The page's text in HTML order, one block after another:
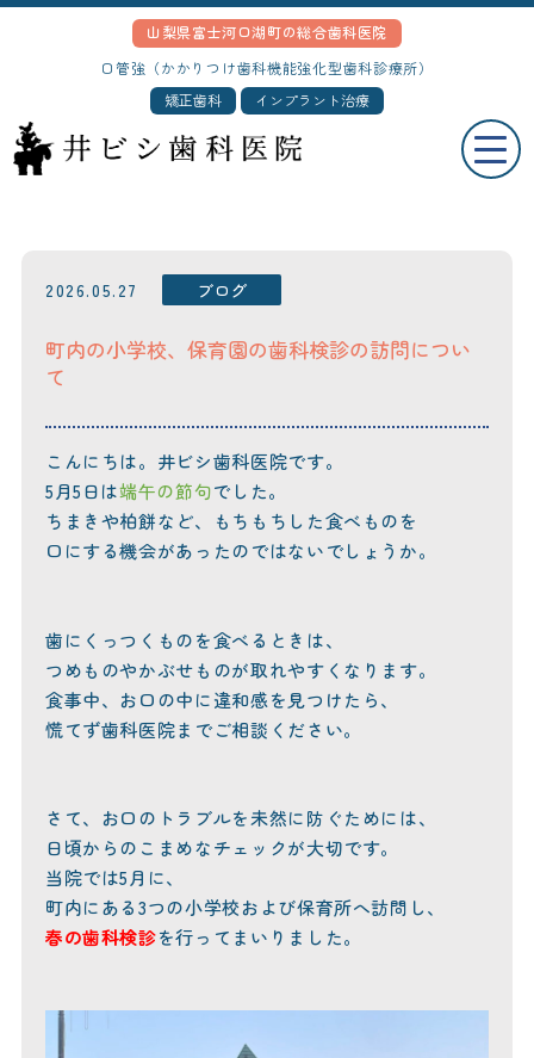
山梨県富士河口湖町の総合歯科医院
口管強（かかりつけ歯科機能強化型歯科診療所）
矯正歯科
インプラント治療
2026.05.27 ブログ
町内の小学校、保育園の歯科検診の訪問につい
て
こんにちは。井ビシ歯科医院です。
5月5日は端午の節句でした。
ちまきや柏餅など、もちもちした食べものを
口にする機会があったのではないでしょうか。
歯にくっつくものを食べるときは、
つめものやかぶせものが取れやすくなります。
食事中、お口の中に違和感を見つけたら、
慌てず歯科医院までご相談ください。
さて、お口のトラブルを未然に防ぐためには、
日頃からのこまめなチェックが大切です。
当院では5月に、
町内にある3つの小学校および保育所へ訪問し、
春の歯科検診を行ってまいりました。